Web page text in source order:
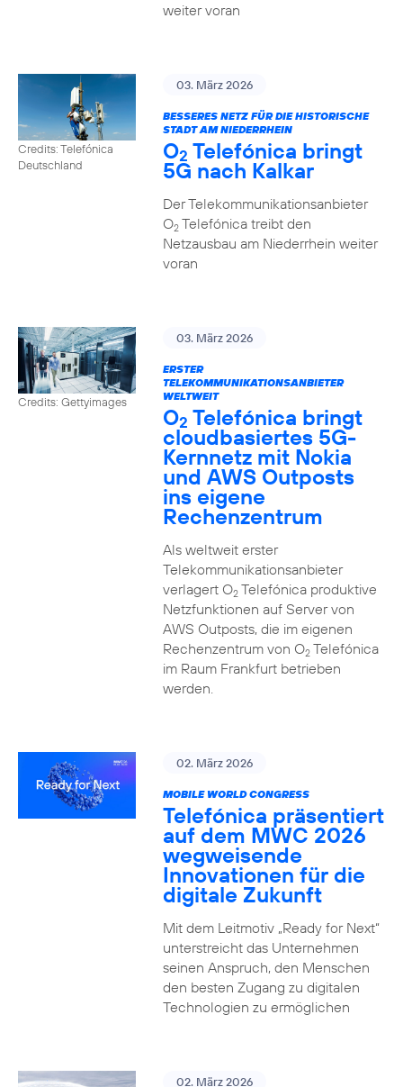
weiter voran
Credits: Telefónica
Deutschland
03. März 2026
BESSERES NETZ FÜR DIE HISTORISCHE
STADT AM NIEDERRHEIN
O2 Telefónica bringt
5G nach Kalkar
Der Telekommunikationsanbieter
O2Telefónica treibt den
Netzausbau am Niederrhein weiter
voran
Credits: Gettyimages
03. März 2026
ERSTER
TELEKOMMUNIKATIONSANBIETER
WELTWEIT
O2 Telefónica bringt
cloudbasiertes 5G-
Kernnetz mit Nokia
und AWS Outposts
ins eigene
Rechenzentrum
Als weltweit erster
Telekommunikationsanbieter
verlagert O2Telefónica produktive
Netzfunktionen auf Server von
AWS Outposts, die im eigenen
Rechenzentrum von O2Telefónica
im Raum Frankfurt betrieben
werden.
02. März 2026
MOBILE WORLD CONGRESS
Telefónica präsentiert
auf dem MWC 2026
wegweisende
Innovationen für die
digitale Zukunft
Mit dem Leitmotiv „Ready for Next“
unterstreicht das Unternehmen
seinen Anspruch, den Menschen
den besten Zugang zu digitalen
Technologien zu ermöglichen
02. März 2026